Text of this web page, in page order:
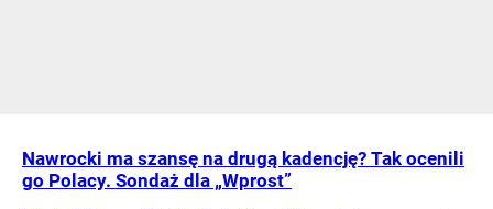
Nawrocki ma szansę na drugą kadencję? Tak ocenili
go Polacy. Sondaż dla „Wprost”